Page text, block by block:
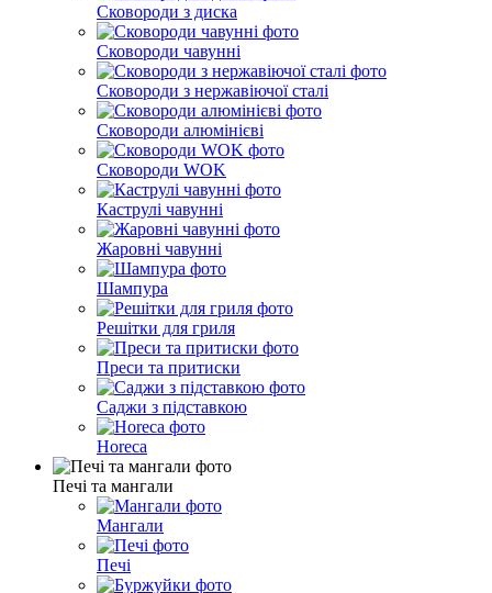
Сковороди з диска
Сковороди чавунні
Сковороди з нержавіючої сталі
Сковороди алюмінієві
Сковороди WOK
Каструлі чавунні
Жаровні чавунні
Шампура
Решітки для гриля
Преси та притиски
Саджи з підставкою
Horeca
Печі та мангали
Мангали
Печі